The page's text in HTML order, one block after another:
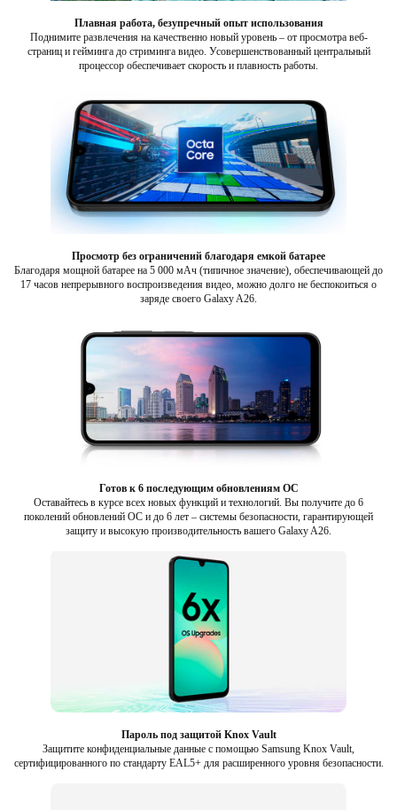
Плавная работа, безупречный опыт использования
Поднимите развлечения на качественно новый уровень – от просмотра веб-
страниц и гейминга до стриминга видео. Усовершенствованный центральный
процессор обеспечивает скорость и плавность работы.
Просмотр без ограничений благодаря емкой батарее
Благодаря мощной батарее на 5 000 мАч (типичное значение), обеспечивающей до
17 часов непрерывного воспроизведения видео, можно долго не беспокоиться о
заряде своего Galaxy A26.
Готов к 6 последующим обновлениям ОС
Оставайтесь в курсе всех новых функций и технологий. Вы получите до 6
поколений обновлений ОС и до 6 лет – системы безопасности, гарантирующей
защиту и высокую производительность вашего Galaxy A26.
Пароль под защитой Knox Vault
Защитите конфиденциальные данные с помощью Samsung Knox Vault,
сертифицированного по стандарту EAL5+ для расширенного уровня безопасности.